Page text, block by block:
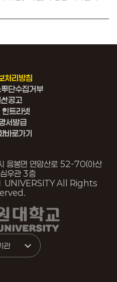
처리방침
단수집거부
공고
인트라넷
서발급
바로가기
음봉면 연암산로 52-70(아산
우관 3층
All Rights
관